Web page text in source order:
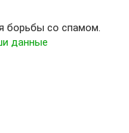
борьбы со спамом.
данные